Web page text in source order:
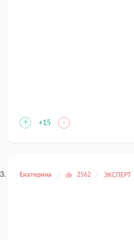
+ +15 -
Екатерина 2562 ЭКСПЕРТ